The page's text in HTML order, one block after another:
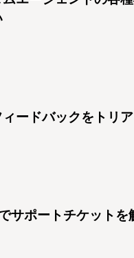
ードバックをトリ
サポートチケットを